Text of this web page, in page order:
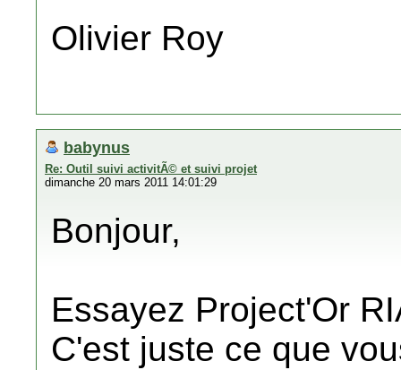
Olivier Roy
babynus
Re: Outil suivi activitÃ© et suivi projet
dimanche 20 mars 2011 14:01:29
Bonjour,
Essayez Project'Or
C'est juste ce que